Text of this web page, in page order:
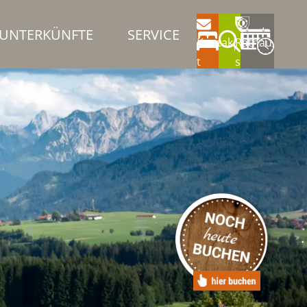
SERVICE
Kontak
t
Rathau
s